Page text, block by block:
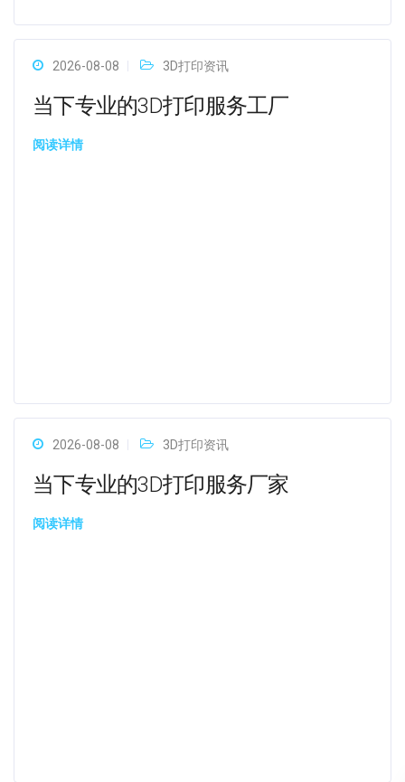
2026-08-08 3D打印资讯
当下专业的3D打印服务工厂
阅读详情
2026-08-08 3D打印资讯
当下专业的3D打印服务厂家
阅读详情